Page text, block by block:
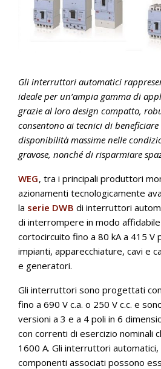
Gli interruttori automatici
ideale per un’ampia gamma di
grazie al loro design compatto,
consentono ai tecnici di
disponibilità massime nelle
gravose, nonché di risparmiare
WEG, tra i principali produttori
azionamenti tecnologicamente
la serie DWB di interruttori
di interrompere in modo
cortocircuito fino a 80 kA a 415
impianti, apparecchiature, cavi e
e generatori.
Gli interruttori sono progettati
fino a 690 V c.a. o 250 V c.c. e
versioni a 3 e a 4 poli in 6
con correnti di esercizio nominali
1600 A. Gli interruttori
componenti associati possono